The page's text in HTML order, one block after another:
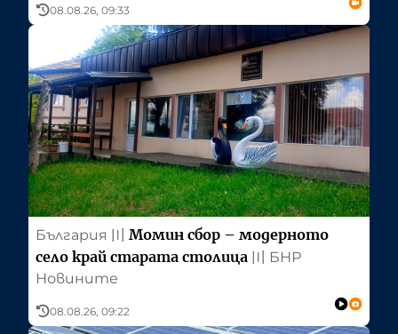
08.08.26, 09:33
България 〣 Момин сбор – модерното
село край старата столица 〣
БНР
Новините
08.08.26, 09:22